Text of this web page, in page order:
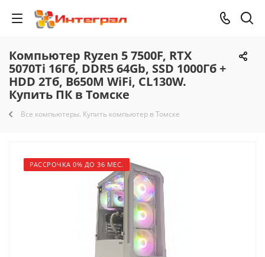
Компьютер Ryzen 5 7500F, RTX
5070Ti 16Гб, DDR5 64Gb, SSD 1000Гб +
HDD 2Тб, B650M WiFi, CL130W.
Купить ПК в Томске
Все компьютеры. Купить компьютер в Томске
РАССРОЧКА 0% ДО 36 МЕС.